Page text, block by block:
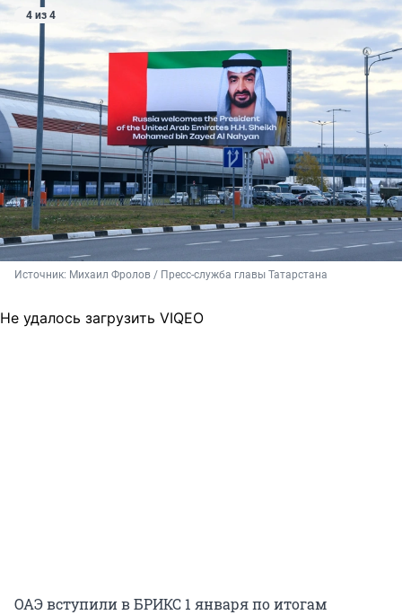
4 из 4
Источник: Михаил Фролов / Пресс-служба главы Татарстана
Не удалось загрузить VIQEO
ОАЭ вступили в БРИКС 1 января по итогам